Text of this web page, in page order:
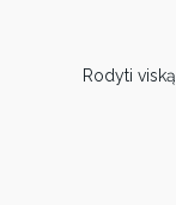
Rodyti viską